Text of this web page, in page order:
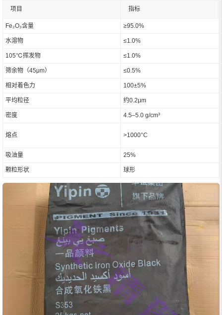
项目 指标
Fe₂O₃含量 ≥95.0%
水溶物 ≤1.0%
105℃挥发物 ≤1.0%
筛余物（45μm） ≤0.5%
相对着色力 100±5%
平均粒径 约0.2μm
密度 4.5–5.0 g/cm³
熔点 >1000°C
吸油量 25%
颗粒形状 球形